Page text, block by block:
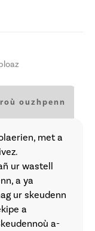
ouzhpenn
met a
ur wastell
a ya
ur skeudenn
a
a-